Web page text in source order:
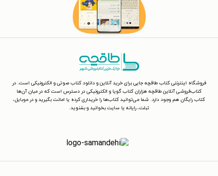
فروشگاه اینترنتی کتاب طاقچه جایی برای خرید آنلاین و دانلود کتاب صوتی و الکترونیکی است. در
کتاب‌فروشی آنلاین طاقچه هزاران کتاب گویا و الکترونیکی در دسترس است که در میان آن‌ها
کتاب رایگان هم وجود دارد. شما می‌توانید کتاب‌ها را خریداری کرده یا امانت بگیرید و در موبایل،
تبلت، رایانه یا سایت بخوانید و بشنوید.